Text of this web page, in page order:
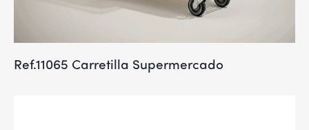
Ref.11065 Carretilla Supermercado